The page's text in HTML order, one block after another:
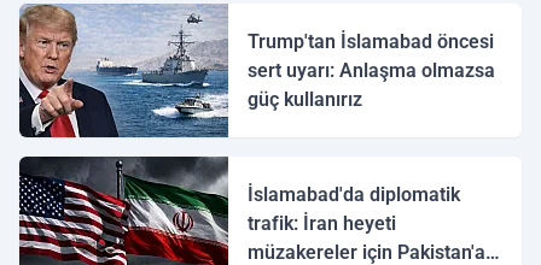
Trump'tan İslamabad öncesi
sert uyarı: Anlaşma olmazsa
güç kullanırız
İslamabad'da diplomatik
trafik: İran heyeti
müzakereler için Pakistan'a